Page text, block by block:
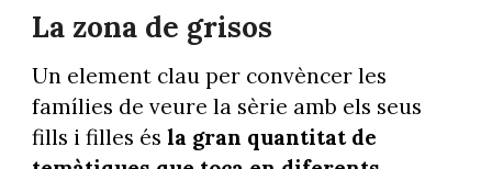
La zona de grisos
Un element clau per convèncer les
famílies de veure la sèrie amb els seus
fills i filles és la gran quantitat de